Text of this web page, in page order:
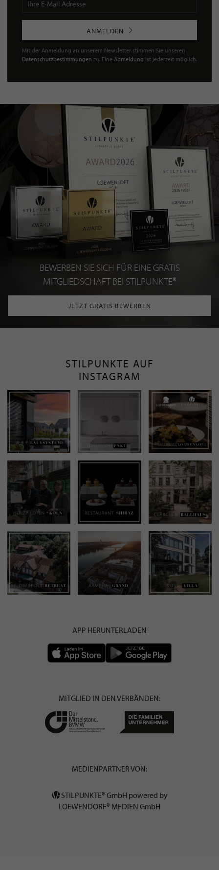
ANMELDEN
Mit der Anmeldung an unserem Newsletter stimmen Sie unseren
Datenschutzbestimmungen zu. Eine Abmeldung ist jederzeit möglich.
BEWERBEN SIE SICH FÜR EINE GRATIS
MITGLIEDSCHAFT BEI STILPUNKTE®
JETZT GRATIS BEWERBEN
STILPUNKTE AUF
INSTAGRAM
APP HERUNTERLADEN
MITGLIED IN DEN VERBÄNDEN:
MEDIENPARTNER VON:
STILPUNKTE® GmbH powered by
LOEWENDORF® MEDIEN GmbH